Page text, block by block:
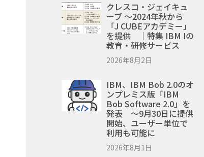
クレスコ・ジェイキュ
ーブ ～2024年秋から
「J CUBEアカデミー」
を提供 ｜特集 IBM Iの
教育・研修サービス
2026年8月2日
IBM、IBM Bob 2.0のオ
ンプレミス版「IBM
Bob Software 2.0」を
発表 ～9月30日に提供
開始、ユーザー単位で
利用も可能に
2026年8月1日